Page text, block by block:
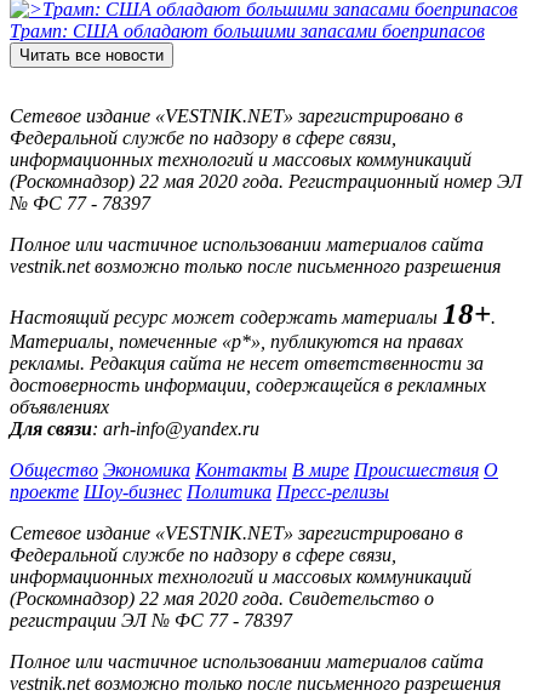
Трамп: США обладают большими запасами боеприпасов
Читать все новости
Сетевое издание «VESTNIK.NET» зарегистрировано в
Федеральной службе по надзору в сфере связи,
информационных технологий и массовых коммуникаций
(Роскомнадзор) 22 мая 2020 года. Регистрационный номер ЭЛ
№ ФС 77 - 78397
Полное или частичное использовании материалов сайта
vestnik.net возможно только после письменного разрешения
Настоящий ресурс может содержать материалы 18+.
Материалы, помеченные «р*», публикуются на правах
рекламы. Редакция сайта не несет ответственности за
достоверность информации, содержащейся в рекламных
объявлениях
Для связи: arh-info@yandex.ru
Общество Экономика Контакты В мире Происшествия О
проекте Шоу-бизнес Политика Пресс-релизы
Сетевое издание «VESTNIK.NET» зарегистрировано в
Федеральной службе по надзору в сфере связи,
информационных технологий и массовых коммуникаций
(Роскомнадзор) 22 мая 2020 года. Свидетельство о
регистрации ЭЛ № ФС 77 - 78397
Полное или частичное использовании материалов сайта
vestnik.net возможно только после письменного разрешения